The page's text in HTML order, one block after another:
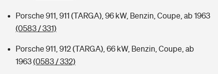
Porsche 911, 911 (TARGA), 96 kW, Benzin, Coupe, ab 1963
(0583 / 331)
Porsche 911, 912 (TARGA), 66 kW, Benzin, Coupe, ab
1963(0583 / 332)